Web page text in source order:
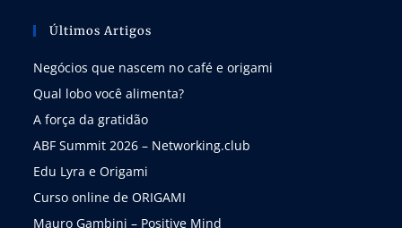
Últimos Artigos
Negócios que nascem no café e origami
Qual lobo você alimenta?
A força da gratidão
ABF Summit 2026 – Networking.club
Edu Lyra e Origami
Curso online de ORIGAMI
Mauro Gambini – Positive Mind